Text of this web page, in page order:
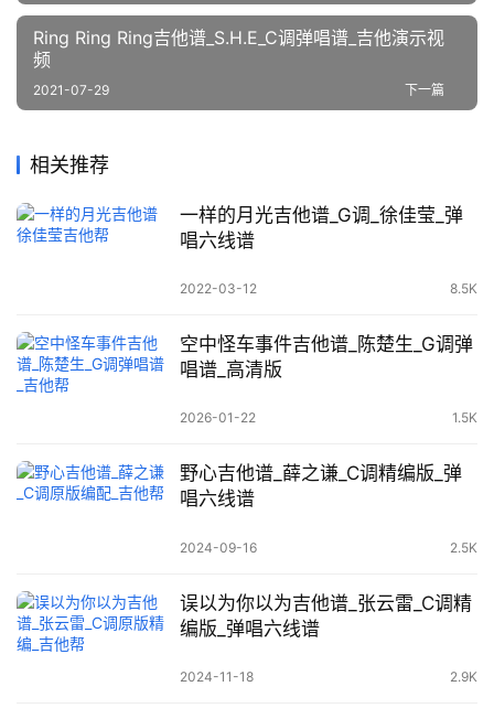
Ring Ring Ring吉他谱_S.H.E_C调弹唱谱_吉他演示视
频
下一篇
2021-07-29
相关推荐
一样的月光吉他谱_G调_徐佳莹_弹
唱六线谱
2022-03-12 8.5K
空中怪车事件吉他谱_陈楚生_G调弹
唱谱_高清版
2026-01-22 1.5K
野心吉他谱_薛之谦_C调精编版_弹
唱六线谱
2024-09-16 2.5K
误以为你以为吉他谱_张云雷_C调精
编版_弹唱六线谱
2024-11-18 2.9K